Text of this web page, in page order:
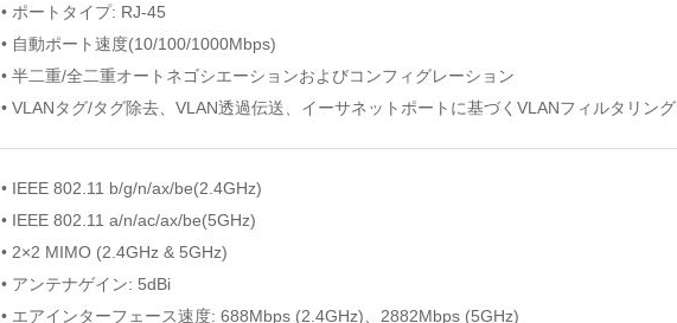
• ポートタイプ: RJ-45
• 自動ポート速度(10/100/1000Mbps)
• 半二重/全二重オートネゴシエーションおよびコンフィグレーション
• VLANタグ/タグ除去、VLAN透過伝送、イーサネットポートに基づくVLANフィルタリング
• IEEE 802.11 b/g/n/ax/be(2.4GHz)
• IEEE 802.11 a/n/ac/ax/be(5GHz)
• 2×2 MIMO (2.4GHz & 5GHz)
• アンテナゲイン: 5dBi
• エアインターフェース速度: 688Mbps (2.4GHz)、2882Mbps (5GHz)